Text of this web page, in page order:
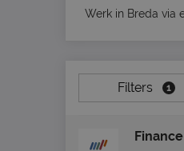
Werk in Breda via
Filters 1